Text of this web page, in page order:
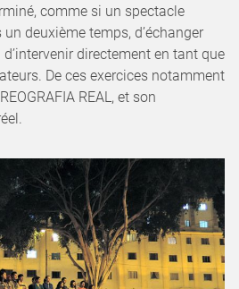
comme si un spectacle
deuxième temps, d’échanger
directement en tant que
De ces exercices notamment
REAL, et son